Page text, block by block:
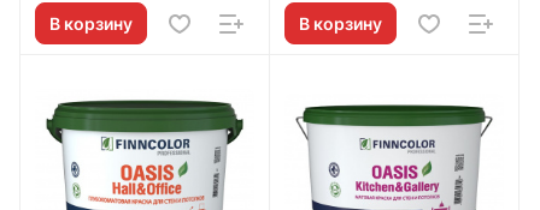
В корзину В корзину